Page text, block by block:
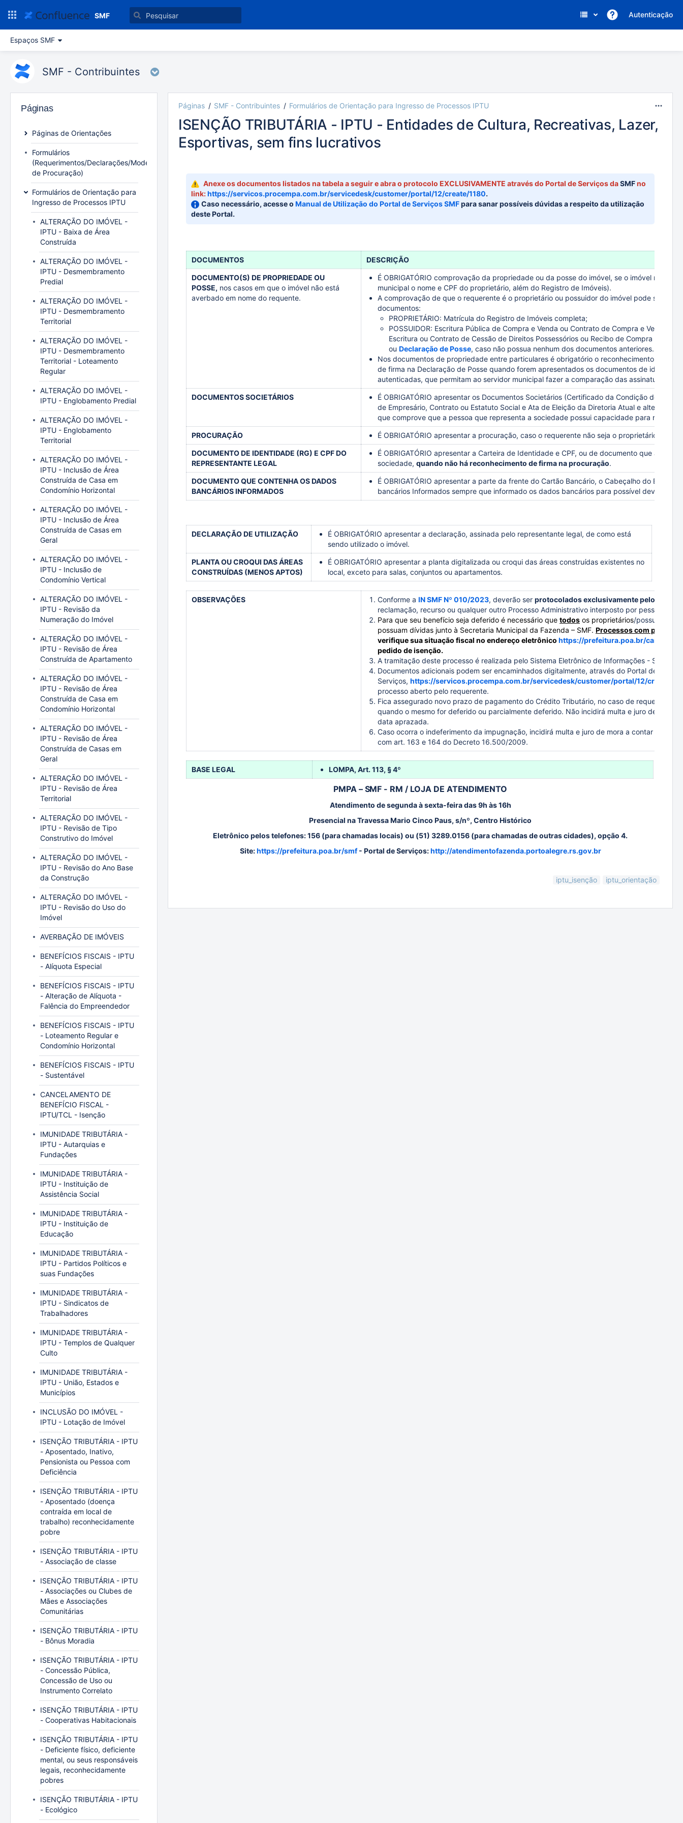
para
principal
assistive.skiplink.to.header.menu
assistive.skiplink.to.action.menu
SMF Autenticação
Espaços SMF
SMF - Contribuintes
Páginas SMF - Contribuintes Formulários de Orientação para Ingresso de Processos IPTU
o
fim
o
começo
ISENÇÃO TRIBUTÁRIA - IPTU - Entidades de Cultura, Recreativas, Lazer,
Esportivas, sem fins lucrativos
Anexe os documentos listados na tabela a seguir e abra o protocolo EXCLUSIVAMENTE através do Portal de Serviços daSMFno
link:https://servicos.procempa.com.br/servicedesk/customer/portal/12/create/1180.
Caso necessário, acesse o Manual de Utilização do Portal de Serviços SMFpara sanar possíveis dúvidas a respeito da utilização
deste Portal.
DOCUMENTOS DESCRIÇÃO
DOCUMENTO(S) DE PROPRIEDADE OU
POSSE, nos casos em que o imóvel não está
averbado em nome do requente.
É OBRIGATÓRIO comprovação da propriedade ou da posse do imóvel, se o imóvel não
municipal o nome e CPF do proprietário, além do Registro de Imóveis).
A comprovação de que o requerente é o proprietário ou possuidor do imóvel pode ser
documentos:
PROPRIETÁRIO: Matrícula do Registro de Imóveis completa;
POSSUIDOR: Escritura Pública de Compra e Venda ou Contrato de Compra e Venda
Escritura ou Contrato de Cessão de Direitos Possessórios ou Recibo de Compra e
ou Declaração de Posse, caso não possua nenhum dos documentos anteriores.
Nos documentos de propriedade entre particulares é obrigatório o reconhecimento de
de firma na Declaração de Posse quando forem apresentados os documentos de
autenticadas, que permitam ao servidor municipal fazer a comparação das assinaturas e
DOCUMENTOS SOCIETÁRIOS É OBRIGATÓRIO apresentar os Documentos Societários (Certificado da Condição de
de Empresário, Contrato ou Estatuto Social e Ata de Eleição da Diretoria Atual e alterações
que comprove que a pessoa que representa a sociedade possui capacidade para requerer
PROCURAÇÃO É OBRIGATÓRIO apresentar a procuração, caso o requerente não seja o proprietário ou
DOCUMENTO DE IDENTIDADE (RG) E CPF DO
REPRESENTANTE LEGAL
É OBRIGATÓRIO apresentar a Carteira de Identidade e CPF, ou de documento que a
sociedade, quando não há reconhecimento de firma na procuração.
DOCUMENTO QUE CONTENHA OS DADOS
BANCÁRIOS INFORMADOS
É OBRIGATÓRIO apresentar a parte da frente do Cartão Bancário, o Cabeçalho do
bancários Informados sempre que informado os dados bancários para possível devolução.
DECLARAÇÃO DE UTILIZAÇÃO
É OBRIGATÓRIO apresentar a declaração, assinada pelo representante legal, de como está
sendo utilizado o imóvel.
PLANTA OU CROQUI DAS ÁREAS
CONSTRUÍDAS (MENOS APTOS)
É OBRIGATÓRIO apresentar a planta digitalizada ou croqui das áreas construídas existentes no
local, exceto para salas, conjuntos ou apartamentos.
OBSERVAÇÕES Conforme a IN SMF Nº 010/2023, deverão ser protocolados exclusivamente pelo Portal
reclamação, recurso ou qualquer outro Processo Administrativo interposto por pessoa
Para que seu benefício seja deferido é necessário que todos os proprietários/possuidores
possuam dívidas junto à Secretaria Municipal da Fazenda – SMF. Processos com
verifique sua situação fiscal no endereço eletrônico https://prefeitura.poa.br/carta-de-
pedido de isenção.
A tramitação deste processo é realizada pelo Sistema Eletrônico de Informações - SEI.
Documentos adicionais podem ser encaminhados digitalmente, através do Portal de
Serviços, https://servicos.procempa.com.br/servicedesk/customer/portal/12/create/
processo aberto pelo requerente.
Fica assegurado novo prazo de pagamento do Crédito Tributário, no caso de
quando o mesmo for deferido ou parcialmente deferido. Não incidirá multa e juro de
data aprazada.
Caso ocorra o indeferimento da impugnação, incidirá multa e juro de mora a contar da
com art. 163 e 164 do Decreto 16.500/2009.
BASE LEGAL LOMPA, Art. 113, § 4º
PMPA – SMF - RM / LOJA DE ATENDIMENTO
Atendimento de segunda à sexta-feira das 9h às 16h
Presencial na Travessa Mario Cinco Paus, s/nº, Centro Histórico
Eletrônico pelos telefones: 156 (para chamadas locais) ou (51) 3289.0156 (para chamadas de outras cidades), opção 4.
Site:https://prefeitura.poa.br/smf- Portal de Serviços:http://atendimentofazenda.portoalegre.rs.gov.br
iptu_isenção iptu_orientação
Páginas
Páginas de Orientações
Formulários
(Requerimentos/Declarações/Modelo
de Procuração)
Formulários de Orientação para
Ingresso de Processos IPTU
ALTERAÇÃO DO IMÓVEL -
IPTU - Baixa de Área
Construída
ALTERAÇÃO DO IMÓVEL -
IPTU - Desmembramento
Predial
ALTERAÇÃO DO IMÓVEL -
IPTU - Desmembramento
Territorial
ALTERAÇÃO DO IMÓVEL -
IPTU - Desmembramento
Territorial - Loteamento
Regular
ALTERAÇÃO DO IMÓVEL -
IPTU - Englobamento Predial
ALTERAÇÃO DO IMÓVEL -
IPTU - Englobamento
Territorial
ALTERAÇÃO DO IMÓVEL -
IPTU - Inclusão de Área
Construída de Casa em
Condomínio Horizontal
ALTERAÇÃO DO IMÓVEL -
IPTU - Inclusão de Área
Construída de Casas em
Geral
ALTERAÇÃO DO IMÓVEL -
IPTU - Inclusão de
Condomínio Vertical
ALTERAÇÃO DO IMÓVEL -
IPTU - Revisão da
Numeração do Imóvel
ALTERAÇÃO DO IMÓVEL -
IPTU - Revisão de Área
Construída de Apartamento
ALTERAÇÃO DO IMÓVEL -
IPTU - Revisão de Área
Construída de Casa em
Condomínio Horizontal
ALTERAÇÃO DO IMÓVEL -
IPTU - Revisão de Área
Construída de Casas em
Geral
ALTERAÇÃO DO IMÓVEL -
IPTU - Revisão de Área
Territorial
ALTERAÇÃO DO IMÓVEL -
IPTU - Revisão de Tipo
Construtivo do Imóvel
ALTERAÇÃO DO IMÓVEL -
IPTU - Revisão do Ano Base
da Construção
ALTERAÇÃO DO IMÓVEL -
IPTU - Revisão do Uso do
Imóvel
AVERBAÇÃO DE IMÓVEIS
BENEFÍCIOS FISCAIS - IPTU
- Alíquota Especial
BENEFÍCIOS FISCAIS - IPTU
- Alteração de Alíquota -
Falência do Empreendedor
BENEFÍCIOS FISCAIS - IPTU
- Loteamento Regular e
Condomínio Horizontal
BENEFÍCIOS FISCAIS - IPTU
- Sustentável
CANCELAMENTO DE
BENEFÍCIO FISCAL -
IPTU/TCL - Isenção
IMUNIDADE TRIBUTÁRIA -
IPTU - Autarquias e
Fundações
IMUNIDADE TRIBUTÁRIA -
IPTU - Instituição de
Assistência Social
IMUNIDADE TRIBUTÁRIA -
IPTU - Instituição de
Educação
IMUNIDADE TRIBUTÁRIA -
IPTU - Partidos Políticos e
suas Fundações
IMUNIDADE TRIBUTÁRIA -
IPTU - Sindicatos de
Trabalhadores
IMUNIDADE TRIBUTÁRIA -
IPTU - Templos de Qualquer
Culto
IMUNIDADE TRIBUTÁRIA -
IPTU - União, Estados e
Municípios
INCLUSÃO DO IMÓVEL -
IPTU - Lotação de Imóvel
ISENÇÃO TRIBUTÁRIA - IPTU
- Aposentado, Inativo,
Pensionista ou Pessoa com
Deficiência
ISENÇÃO TRIBUTÁRIA - IPTU
- Aposentado (doença
contraída em local de
trabalho) reconhecidamente
pobre
ISENÇÃO TRIBUTÁRIA - IPTU
- Associação de classe
ISENÇÃO TRIBUTÁRIA - IPTU
- Associações ou Clubes de
Mães e Associações
Comunitárias
ISENÇÃO TRIBUTÁRIA - IPTU
- Bônus Moradia
ISENÇÃO TRIBUTÁRIA - IPTU
- Concessão Pública,
Concessão de Uso ou
Instrumento Correlato
ISENÇÃO TRIBUTÁRIA - IPTU
- Cooperativas Habitacionais
ISENÇÃO TRIBUTÁRIA - IPTU
- Deficiente físico, deficiente
mental, ou seus responsáveis
legais, reconhecidamente
pobres
ISENÇÃO TRIBUTÁRIA - IPTU
- Ecológico